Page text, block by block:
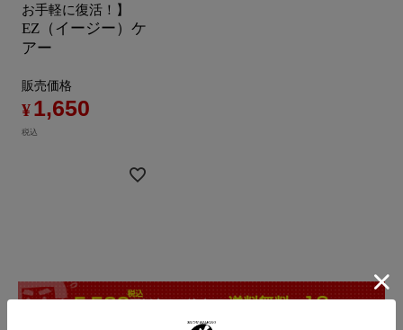
お手軽に復活！】
EZ（イージー）ケ
アー
販売価格
¥1,650
税込